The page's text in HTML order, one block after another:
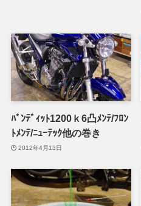
ﾊﾞﾝﾃﾞｨｯﾄ1200ｋ6凸ﾒﾝﾃ/ﾌﾛﾝ
ﾄﾒﾝﾃ/ﾆｭｰﾃｯｸ他の巻き
2012年4月13日